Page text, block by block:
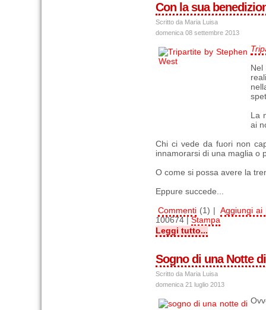
Con la sua
Scritto da Maria Luisa
domenica 08 settembre 2013
Nel
La
ai
Chi ci vede da fuori non
innamorarsi di una maglia o
O come si possa avere la
Eppure succede...
Commenti (1) | Aggiungi ai
100674 |Stampa
Leggi tutto...
Sogno di una Notte
Scritto da Maria Luisa
domenica 21 luglio 2013